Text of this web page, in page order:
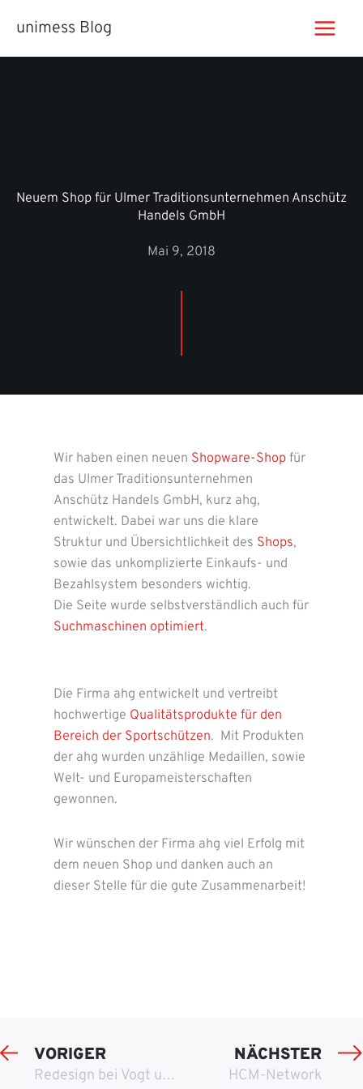
Inhaltunimess Blog
Neuem Shop für Ulmer Traditionsunternehmen Anschütz
Handels GmbH
Mai 9, 2018
Wir haben einen neuen Shopware-Shopfür
das Ulmer Traditionsunternehmen
Anschütz Handels GmbH, kurz ahg,
entwickelt. Dabei war uns die klare
Struktur und Übersichtlichkeit des Shops,
sowie das unkomplizierte Einkaufs- und
Bezahlsystem besonders wichtig.
Die Seite wurde selbstverständlich auch für
Suchmaschinen optimiert.
Die Firma ahg entwickelt und vertreibt
hochwertige Qualitätsprodukte für den
Bereich der Sportschützen. Mit Produkten
der ahg wurden unzählige Medaillen, sowie
Welt- und Europameisterschaften
gewonnen.
Wir wünschen der Firma ahg viel Erfolg mit
dem neuen Shop und danken auch an
dieser Stelle für die gute Zusammenarbeit!
VORIGER
Redesign bei Vogt und Sommer
NÄCHSTER
HCM-Network